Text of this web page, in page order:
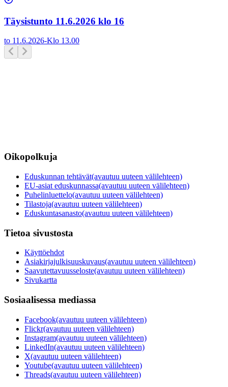
Täysistunto 11.6.2026 klo 16
to 11.6.2026-Klo 13.00
Oikopolkuja
Eduskunnan tehtävät(avautuu uuteen välilehteen)
EU-asiat eduskunnassa(avautuu uuteen välilehteen)
Puhelinluettelo(avautuu uuteen välilehteen)
Tilastoja(avautuu uuteen välilehteen)
Eduskuntasanasto(avautuu uuteen välilehteen)
Tietoa sivustosta
Käyttöehdot
Asiakirjajulkisuuskuvaus(avautuu uuteen välilehteen)
Saavutettavuusseloste(avautuu uuteen välilehteen)
Sivukartta
Sosiaalisessa mediassa
Facebook(avautuu uuteen välilehteen)
Flickr(avautuu uuteen välilehteen)
Instagram(avautuu uuteen välilehteen)
LinkedIn(avautuu uuteen välilehteen)
X(avautuu uuteen välilehteen)
Youtube(avautuu uuteen välilehteen)
Threads(avautuu uuteen välilehteen)